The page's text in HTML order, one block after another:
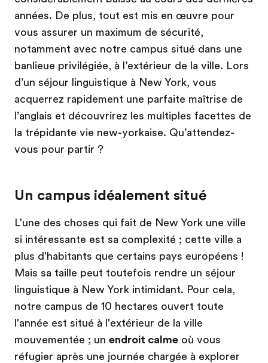
années. De plus, tout est mis en œuvre pour
vous assurer un maximum de sécurité,
notamment avec notre campus situé dans une
banlieue privilégiée, à l’extérieur de la ville. Lors
d’un séjour linguistique à New York, vous
acquerrez rapidement une parfaite maîtrise de
l’anglais et découvrirez les multiples facettes de
la trépidante vie new-yorkaise. Qu’attendez-
vous pour partir ?
Un campus idéalement situé
L'une des choses qui fait de New York une ville
si intéressante est sa complexité ; cette ville a
plus d'habitants que certains pays européens !
Mais sa taille peut toutefois rendre un séjour
linguistique à New York intimidant. Pour cela,
notre campus de 10 hectares ouvert toute
l'année est situé à l'extérieur de la ville
mouvementée ; un endroit calme où vous
réfugier après une journée chargée à explorer